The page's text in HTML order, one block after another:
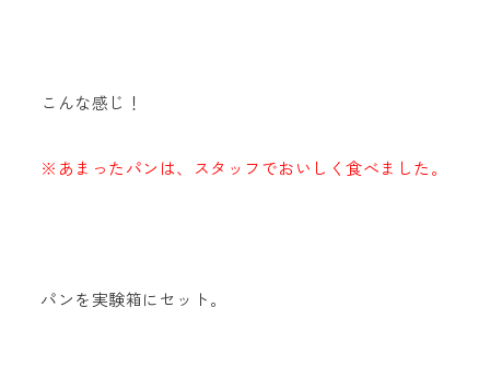
こんな感じ！
※あまったパンは、スタッフでおいしく食べました。
パンを実験箱にセット。